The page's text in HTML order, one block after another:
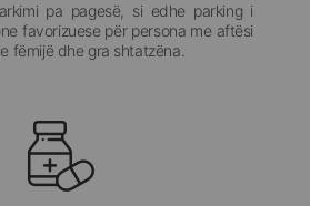
pa pagesë, si edhe parking i
favorizuese për persona me aftësi
fëmijë dhe gra shtatzëna.